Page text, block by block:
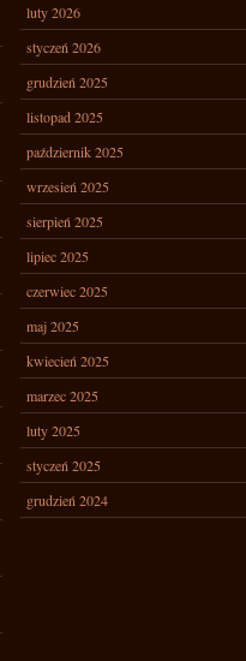
luty 2026
styczeń 2026
grudzień 2025
listopad 2025
październik 2025
wrzesień 2025
sierpień 2025
lipiec 2025
czerwiec 2025
maj 2025
kwiecień 2025
marzec 2025
luty 2025
styczeń 2025
grudzień 2024